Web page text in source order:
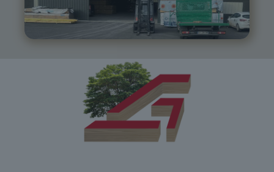
05 81 55 83 89
monistrol@gabriel-sa.fr